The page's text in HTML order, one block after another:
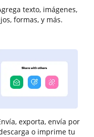
texto, imágenes,
formas, y más.
exporta, envía por
o imprime tu